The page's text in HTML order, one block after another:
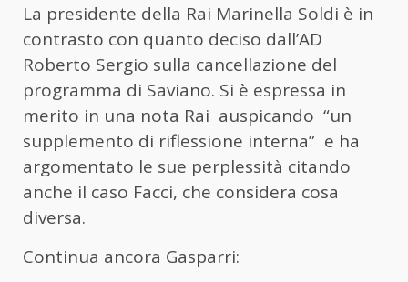
La presidente della Rai Marinella Soldi è in
contrasto con quanto deciso dall’AD
Roberto Sergio sulla cancellazione del
programma di Saviano. Si è espressa in
merito in una nota Rai auspicando “un
supplemento di riflessione interna” e ha
argomentato le sue perplessità citando
anche il caso Facci, che considera cosa
diversa.
Continua ancora Gasparri: